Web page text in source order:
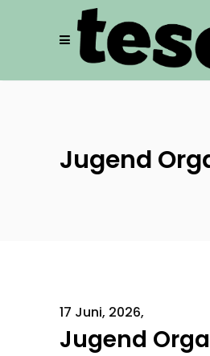
Jugend
17 Juni, 2026
Jugend